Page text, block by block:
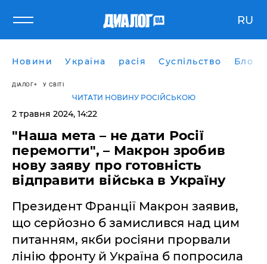
RU
Новини Україна расія Суспільство Блоги
ДІАЛОГ У СВІТІ
ЧИТАТИ НОВИНУ РОСІЙСЬКОЮ
2 травня 2024, 14:22
"Наша мета – не дати Росії
перемогти", – Макрон зробив
нову заяву про готовність
відправити війська в Україну
Президент Франції Макрон заявив,
що серйозно б замислився над цим
питанням, якби росіяни прорвали
лінію фронту й Україна б попросила